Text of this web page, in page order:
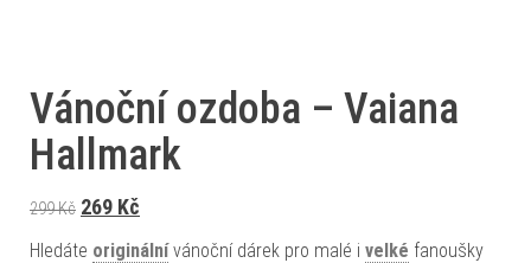
Vánoční ozdoba – Vaiana
Hallmark
299Kč Původní cena byla: 299 Kč.
269 Kč
Hledáte originálnívánoční dárek pro malé i velké fanoušky